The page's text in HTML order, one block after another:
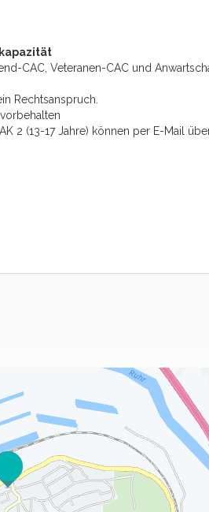
CAC, Veteranen-CAC und
Rechtsanspruch.
2 (13-17 Jahre) können per E-Mail